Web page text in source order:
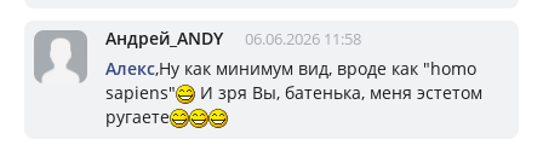
Андрей_ANDY 06.06.2026 11:58
Алекс,Ну как минимум вид, вроде как "homo
sapiens"
И зря Вы, батенька, меня эстетом
ругаете